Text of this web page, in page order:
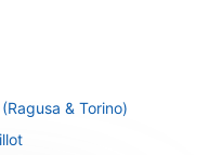
für die Theke
& Torino)